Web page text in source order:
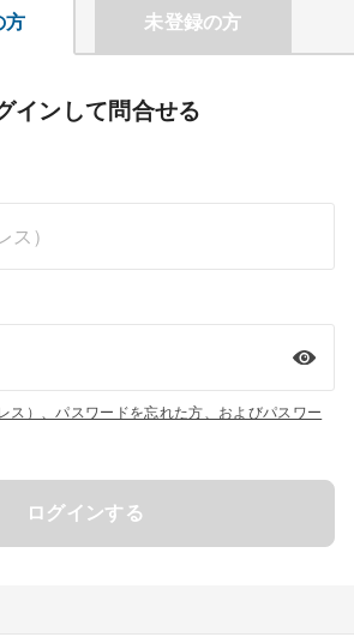
方 未登録の方
インして問合せる
ス）、パスワードを忘れた方、およびパスワー
ログインする